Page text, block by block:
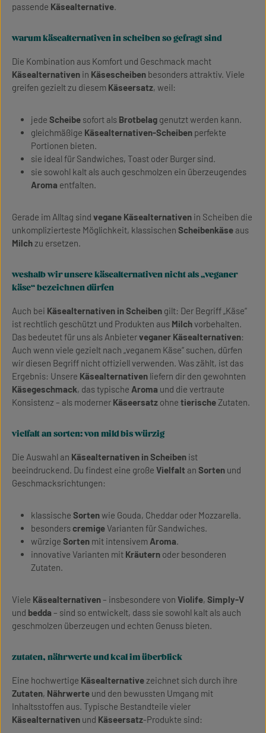
passende Käsealternative.
warum käsealternativen in scheiben so gefragt sind
Die Kombination aus Komfort und Geschmack macht
Käsealternativen in Käsescheiben besonders attraktiv. Viele
greifen gezielt zu diesem Käseersatz, weil:
jede Scheibe sofort als Brotbelag genutzt werden kann.
gleichmäßige Käsealternativen-Scheiben perfekte
Portionen bieten.
sie ideal für Sandwiches, Toast oder Burger sind.
sie sowohl kalt als auch geschmolzen ein überzeugendes
Aroma entfalten.
Gerade im Alltag sind vegane Käsealternativen in Scheiben die
unkomplizierteste Möglichkeit, klassischen Scheibenkäse aus
Milchzu ersetzen.
weshalb wir unsere käsealternativen nicht als „veganer
käse“ bezeichnen dürfen
Auch bei Käsealternativen in Scheiben gilt: Der Begriff „Käse“
ist rechtlich geschützt und Produkten aus Milchvorbehalten.
Das bedeutet für uns als Anbieterveganer Käsealternativen:
Auch wenn viele gezielt nach „veganem Käse“ suchen, dürfen
wir diesen Begriff nicht offiziell verwenden. Was zählt, ist das
Ergebnis: Unsere Käsealternativen liefern dir den gewohnten
Käsegeschmack, das typische Aroma und die vertraute
Konsistenz – als moderner Käseersatz ohne tierischeZutaten.
vielfalt an sorten: von mild bis würzig
Die Auswahl an Käsealternativen in Scheiben ist
beeindruckend. Du findest eine große Vielfalt an Sorten und
Geschmacksrichtungen:
klassische Sortenwie Gouda, Cheddar oder Mozzarella.
besonderscremigeVarianten für Sandwiches.
würzige Sorten mit intensivem Aroma.
innovative Varianten mit Kräutern oder besonderen
Zutaten.
Viele Käsealternativen– insbesondere von Violife, Simply-V
und bedda – sind so entwickelt, dass sie sowohl kalt als auch
geschmolzen überzeugen und echten Genuss bieten.
zutaten, nährwerte und kcal im überblick
Eine hochwertige Käsealternativezeichnet sich durch ihre
Zutaten, Nährwerte und den bewussten Umgang mit
Inhaltsstoffen aus. Typische Bestandteile vieler
Käsealternativen und Käseersatz-Produkte sind: